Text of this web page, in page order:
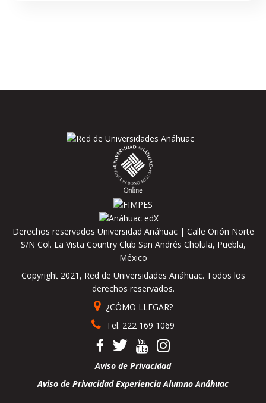
Derechos reservados Universidad Anáhuac | Calle Orión Norte
S/N Col. La Vista Country Club San Andrés Cholula, Puebla,
México
Copyright 2021, Red de Universidades Anáhuac. Todos los
derechos reservados.
¿CÓMO LLEGAR?
Tel. 222 169 1069
Aviso de Privacidad
Aviso de Privacidad Experiencia Alumno Anáhuac